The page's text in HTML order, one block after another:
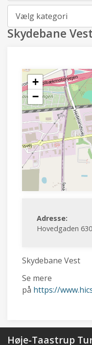
Skydebane Vest
+
−
Adresse:
Hovedgaden
Skydebane Vest
Se mere
på https://
Høje-Taastrup